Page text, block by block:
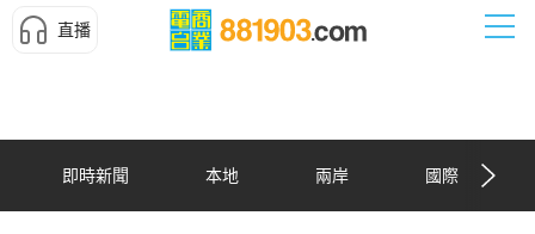
直播
即時新聞 本地 兩岸 國際